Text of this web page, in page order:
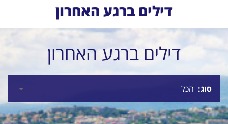
דילים ברגע האחרון
דילים ברגע האחרון
סוג